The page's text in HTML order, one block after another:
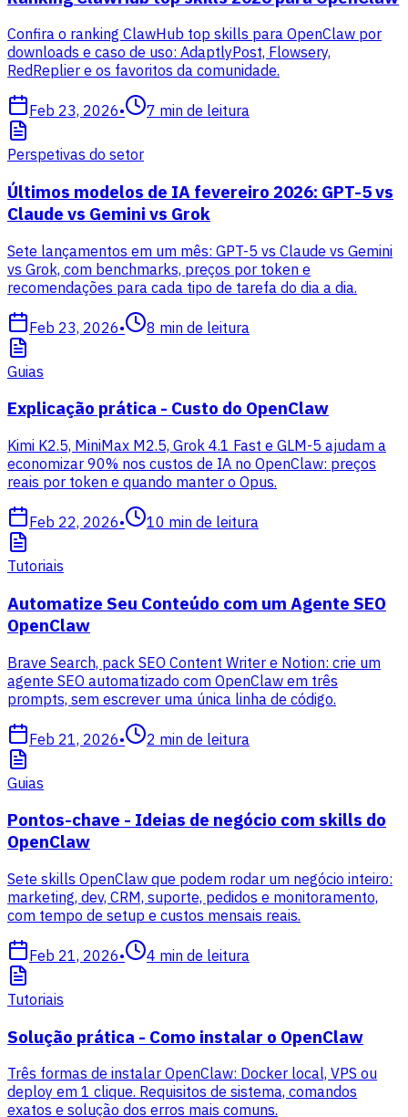
Confira o ranking ClawHub top skills para OpenClaw por
downloads e caso de uso: AdaptlyPost, Flowsery,
RedReplier e os favoritos da comunidade.
Feb 23, 2026• 7 min de leitura
Perspetivas do setor
Últimos modelos de IA fevereiro 2026: GPT-5 vs
Claude vs Gemini vs Grok
Sete lançamentos em um mês: GPT-5 vs Claude vs Gemini
vs Grok, com benchmarks, preços por token e
recomendações para cada tipo de tarefa do dia a dia.
Feb 23, 2026• 8 min de leitura
Guias
Explicação prática - Custo do OpenClaw
Kimi K2.5, MiniMax M2.5, Grok 4.1 Fast e GLM-5 ajudam a
economizar 90% nos custos de IA no OpenClaw: preços
reais por token e quando manter o Opus.
Feb 22, 2026• 10 min de leitura
Tutoriais
Automatize Seu Conteúdo com um Agente SEO
OpenClaw
Brave Search, pack SEO Content Writer e Notion: crie um
agente SEO automatizado com OpenClaw em três
prompts, sem escrever uma única linha de código.
Feb 21, 2026• 2 min de leitura
Guias
Pontos-chave - Ideias de negócio com skills do
OpenClaw
Sete skills OpenClaw que podem rodar um negócio inteiro:
marketing, dev, CRM, suporte, pedidos e monitoramento,
com tempo de setup e custos mensais reais.
Feb 21, 2026• 4 min de leitura
Tutoriais
Solução prática - Como instalar o OpenClaw
Três formas de instalar OpenClaw: Docker local, VPS ou
deploy em 1 clique. Requisitos de sistema, comandos
exatos e solução dos erros mais comuns.